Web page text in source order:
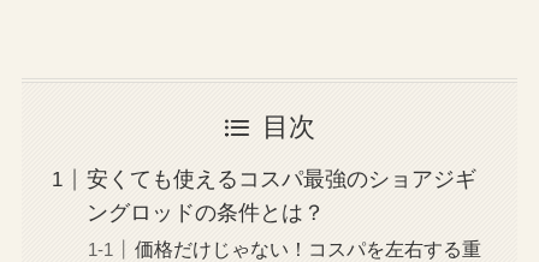
目次
安くても使えるコスパ最強のショアジギ
ングロッドの条件とは？
価格だけじゃない！コスパを左右する重